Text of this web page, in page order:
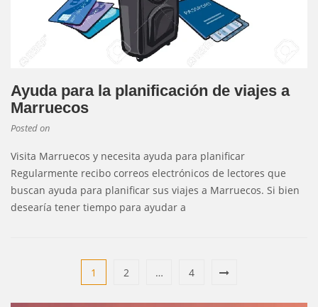
Ayuda para la planificación de viajes a
Marruecos
Posted on
Visita Marruecos y necesita ayuda para planificar
Regularmente recibo correos electrónicos de lectores que
buscan ayuda para planificar sus viajes a Marruecos. Si bien
desearía tener tiempo para ayudar a
1 2 … 4